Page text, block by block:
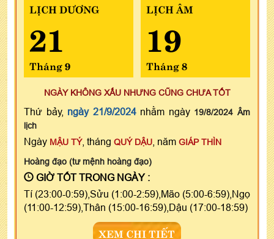
LỊCH DƯƠNG
21
Tháng 9
LỊCH ÂM
19
Tháng 8
NGÀY KHÔNG XẤU NHƯNG CŨNG CHƯA TỐT
Thứ bảy, ngày 21/9/2024nhằm ngày 19/8/2024 Âm
lịch
Ngày MẬU TÝ, tháng QUÝ DẬU , năm GIÁP THÌN
Hoàng đạo (tư mệnh hoàng đạo)
GIỜ TỐT TRONG NGÀY :
Tí (23:00-0:59),Sửu (1:00-2:59),Mão (5:00-6:59),Ngọ
(11:00-12:59),Thân (15:00-16:59),Dậu (17:00-18:59)
XEM CHI TIẾT